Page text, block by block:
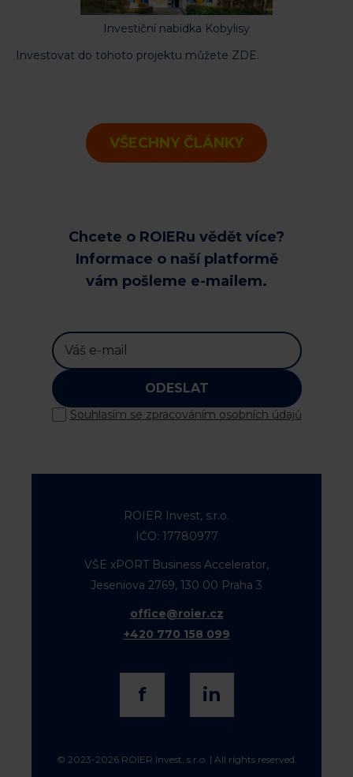
Investiční nabídka Kobylisy
Investovat do tohoto projektu můžete ZDE.
VŠECHNY ČLÁNKY
Chcete o ROIERu vědět více?
Informace o naší platformě
vám pošleme e-mailem.
ODESLAT
Souhlasím se zpracováním osobních údajů
ROIER Invest, s.r.o.
IČO: 17780977
VŠE xPORT Business Accelerator,
Jeseniova 2769, 130 00 Praha 3
office@roier.cz
+420 770 158 099
f in
© 2023-2026 ROIER Invest, s.r.o. | All rights reserved.